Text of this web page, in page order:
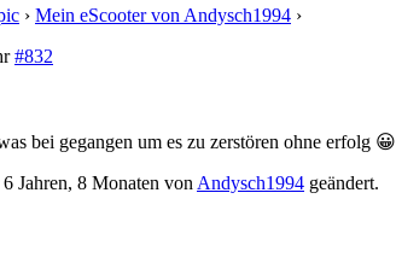
› Mein eScooter von Andysch1994 ›
#832
bei gegangen um es zu zerstören ohne erfolg 😀
Jahren, 8 Monaten von Andysch1994 geändert.